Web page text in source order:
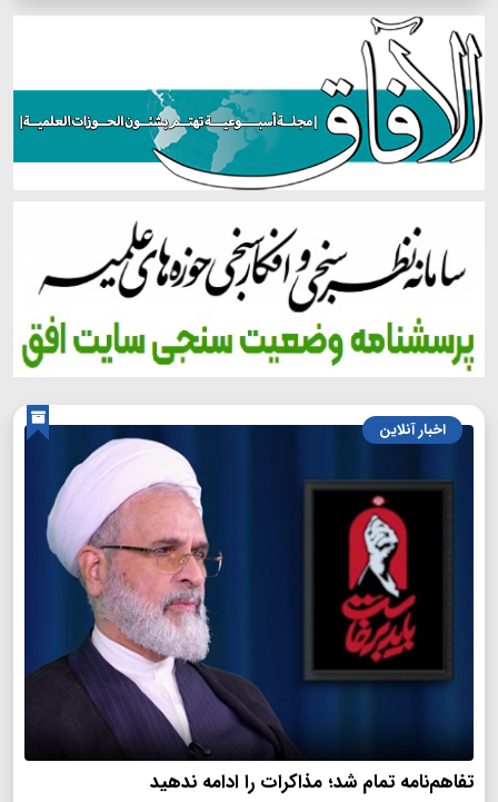
اخبار آنلاین
تفاهم‌نامه تمام شد؛ مذاکرات را ادامه ندهید